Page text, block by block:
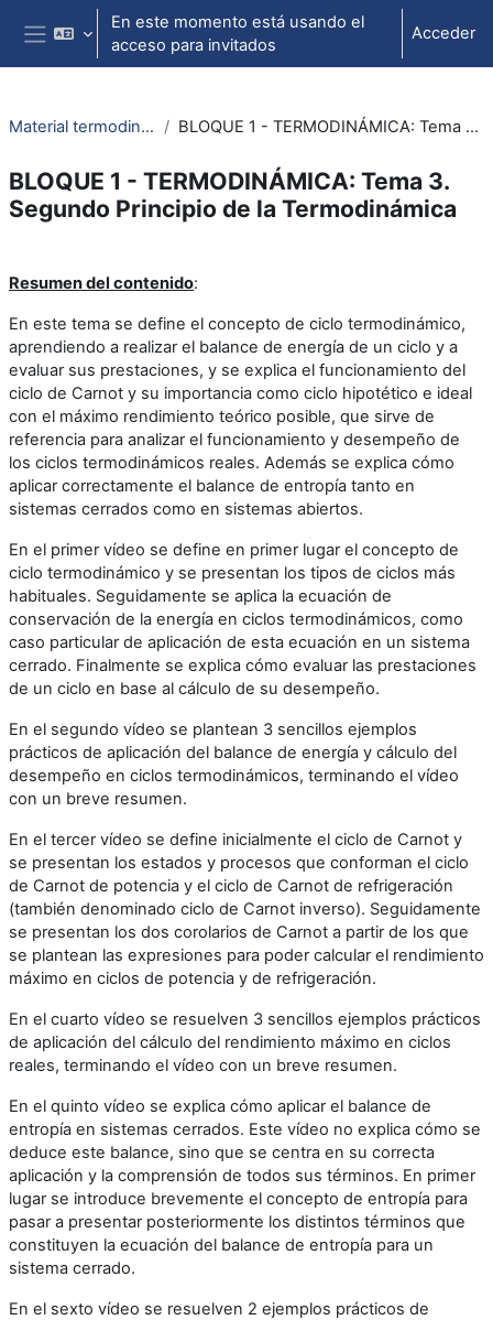
Salta al contenido principal
Panel lateral
En este momento está usando el
acceso para invitados
Acceder
Material termodinámica e ing. térmica BLOQUE 1 - TERMODINÁMICA: Tema 3. Segundo Principio de la Termodinámica
BLOQUE 1 - TERMODINÁMICA: Tema 3.
Segundo Principio de la Termodinámica
Resumen del contenido:
En este tema se define el concepto de ciclo termodinámico,
aprendiendo a realizar el balance de energía de un ciclo y a
evaluar sus prestaciones, y se explica el funcionamiento del
ciclo de Carnot y su importancia como ciclo hipotético e ideal
con el máximo rendimiento teórico posible, que sirve de
referencia para analizar el funcionamiento y desempeño de
los ciclos termodinámicos reales. Además se explica cómo
aplicar correctamente el balance de entropía tanto en
sistemas cerrados como en sistemas abiertos.
En el primer vídeo se define en primer lugar el concepto de
ciclo termodinámico y se presentan los tipos de ciclos más
habituales. Seguidamente se aplica la ecuación de
conservación de la energía en ciclos termodinámicos, como
caso particular de aplicación de esta ecuación en un sistema
cerrado. Finalmente se explica cómo evaluar las prestaciones
de un ciclo en base al cálculo de su desempeño.
En el segundo vídeo se plantean 3 sencillos ejemplos
prácticos de aplicación del balance de energía y cálculo del
desempeño en ciclos termodinámicos, terminando el vídeo
con un breve resumen.
En el tercer vídeo se define inicialmente el ciclo de Carnot y
se presentan los estados y procesos que conforman el ciclo
de Carnot de potencia y el ciclo de Carnot de refrigeración
(también denominado ciclo de Carnot inverso). Seguidamente
se presentan los dos corolarios de Carnot a partir de los que
se plantean las expresiones para poder calcular el rendimiento
máximo en ciclos de potencia y de refrigeración.
En el cuarto vídeo se resuelven 3 sencillos ejemplos prácticos
de aplicación del cálculo del rendimiento máximo en ciclos
reales, terminando el vídeo con un breve resumen.
En el quinto vídeo se explica cómo aplicar el balance de
entropía en sistemas cerrados. Este vídeo no explica cómo se
deduce este balance, sino que se centra en su correcta
aplicación y la comprensión de todos sus términos. En primer
lugar se introduce brevemente el concepto de entropía para
pasar a presentar posteriormente los distintos términos que
constituyen la ecuación del balance de entropía para un
sistema cerrado.
En el sexto vídeo se resuelven 2 ejemplos prácticos de